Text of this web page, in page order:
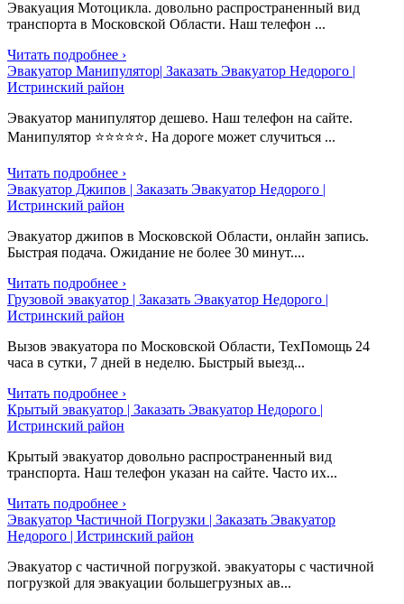
Эвакуация Мотоцикла. довольно распространенный вид
транспорта в Московской Области. Наш телефон ...
Читать подробнее ›
Эвакуатор Манипулятор| Заказать Эвакуатор Недорого |
Истринский район
Эвакуатор манипулятор дешево. Наш телефон на сайте.
Манипулятор ⭐⭐⭐⭐⭐. На дороге может случиться ...
Читать подробнее ›
Эвакуатор Джипов | Заказать Эвакуатор Недорого |
Истринский район
Эвакуатор джипов в Московской Области, онлайн запись.
Быстрая подача. Ожидание не более 30 минут....
Читать подробнее ›
Грузовой эвакуатор | Заказать Эвакуатор Недорого |
Истринский район
Вызов эвакуатора по Московской Области, ТехПомощь 24
часа в сутки, 7 дней в неделю. Быстрый выезд...
Читать подробнее ›
Крытый эвакуатор | Заказать Эвакуатор Недорого |
Истринский район
Крытый эвакуатор довольно распространенный вид
транспорта. Наш телефон указан на сайте. Часто их...
Читать подробнее ›
Эвакуатор Частичной Погрузки | Заказать Эвакуатор
Недорого | Истринский район
Эвакуатор с частичной погрузкой. эвакуаторы с частичной
погрузкой для эвакуации большегрузных ав...